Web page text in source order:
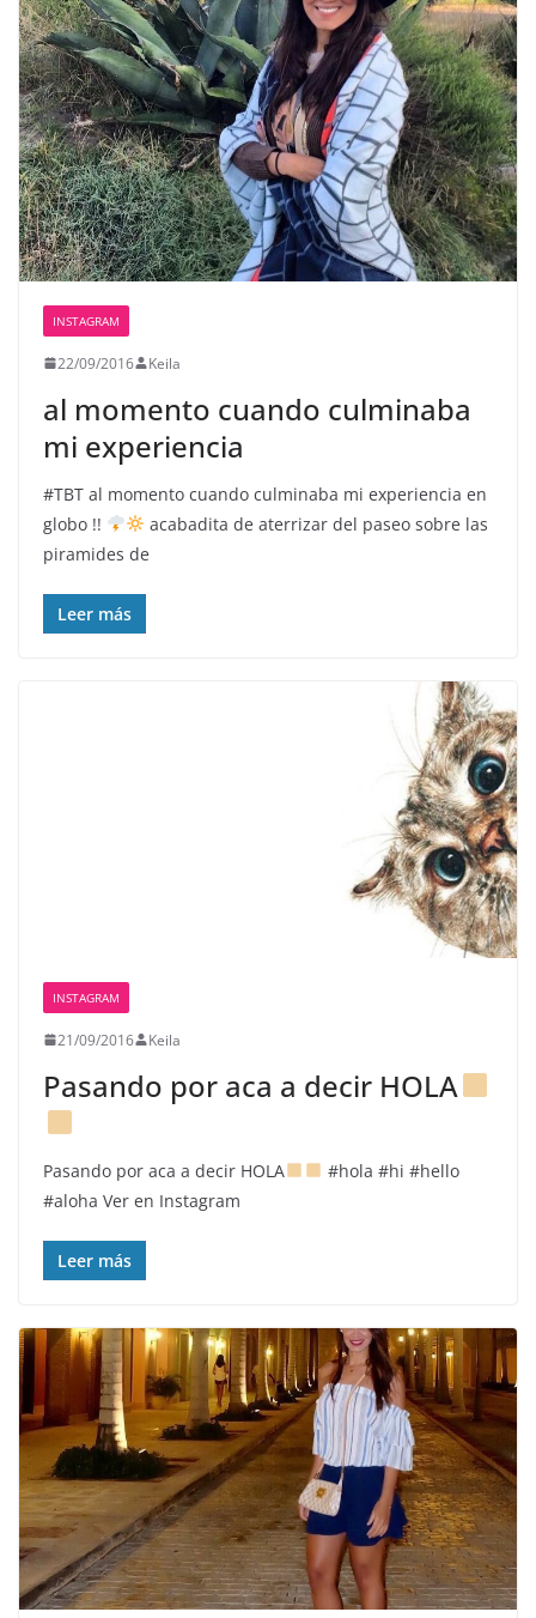
INSTAGRAM
22/09/2016 Keila
al momento cuando culminaba
mi experiencia
#TBT al momento cuando culminaba mi experiencia en
globo !!
acabadita de aterrizar del paseo sobre las
piramides de
Leer más
INSTAGRAM
21/09/2016 Keila
Pasando por aca a decir HOLA
Pasando por aca a decir HOLA
#hola #hi #hello
#aloha Ver en Instagram
Leer más